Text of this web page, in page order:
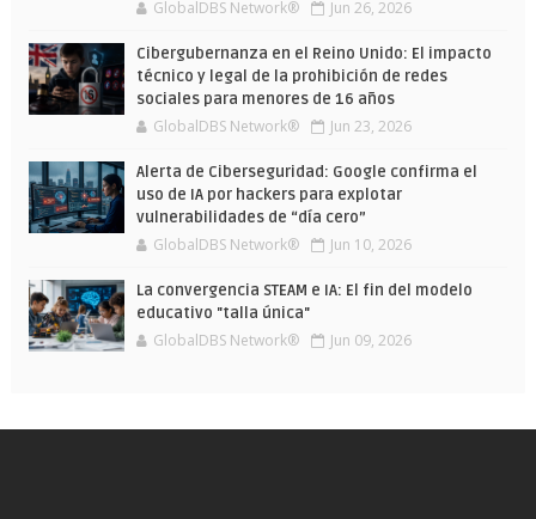
GlobalDBS Network® Jun 26, 2026
Cibergubernanza en el Reino Unido: El impacto
técnico y legal de la prohibición de redes
sociales para menores de 16 años
GlobalDBS Network® Jun 23, 2026
Alerta de Ciberseguridad: Google confirma el
uso de IA por hackers para explotar
vulnerabilidades de “día cero”
GlobalDBS Network® Jun 10, 2026
La convergencia STEAM e IA: El fin del modelo
educativo "talla única"
GlobalDBS Network® Jun 09, 2026